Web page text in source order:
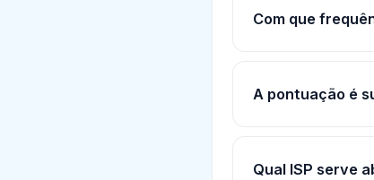
Com que
A pontuação é
Qual ISP serve